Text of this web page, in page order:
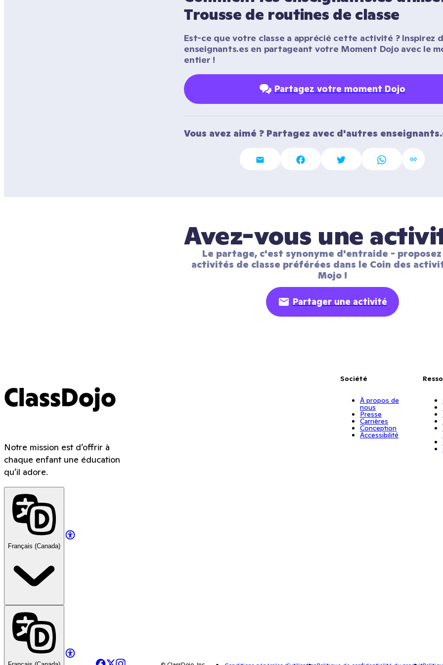
Trousse de routines de classe
Est-ce que votre classe a apprécié cette activité ? Inspirez
enseignants.es en partageant votre Moment Dojo avec le
entier !
Partagez votre moment Dojo
Vous avez aimé ? Partagez avec d'autres
Avez-vous une
Le partage, c'est synonyme d'entraide - proposez
activités de classe préférées dans le Coin des
Mojo !
Partager une activité
ClassDojo
Notre mission est d’offrir à
chaque enfant une éducation
qu’il adore.
Français (Canada)
Société
À propos de
nous
Presse
Carrières
Conception
Accessibilité
Facebook
X Instagram